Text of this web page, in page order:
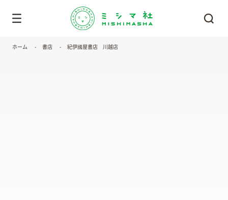
ホーム 書店 紀伊國屋書店 川越店